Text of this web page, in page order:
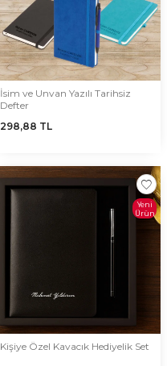
İsim ve Unvan Yazılı Tarihsiz
Defter
298,88 TL
Yeni
Ürün
Kişiye Özel Kavacık Hediyelik Set